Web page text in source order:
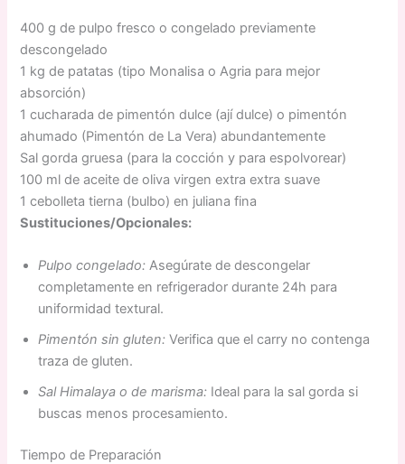
400 g de pulpo fresco o congelado previamente
descongelado
1 kg de patatas (tipo Monalisa o Agria para mejor
absorción)
1 cucharada de pimentón dulce (ají dulce) o pimentón
ahumado (Pimentón de La Vera) abundantemente
Sal gorda gruesa (para la cocción y para espolvorear)
100 ml de aceite de oliva virgen extra extra suave
1 cebolleta tierna (bulbo) en juliana fina
Sustituciones/Opcionales:
Pulpo congelado: Asegúrate de descongelar
completamente en refrigerador durante 24h para
uniformidad textural.
Pimentón sin gluten: Verifica que el carry no contenga
traza de gluten.
Sal Himalaya o de marisma: Ideal para la sal gorda si
buscas menos procesamiento.
Tiempo de Preparación